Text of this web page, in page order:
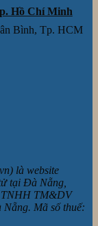
Hồ Chí Minh
Bình, Tp. HCM
là website
tại Đà Nẵng,
TNHH TM&DV
Mã số thuế: